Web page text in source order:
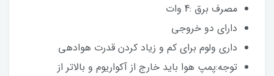
مصرف برق :4 وات
دارای دو خروجی
داری ولوم برای کم و زیاد کردن قدرت هوادهی
توجه:پمپ هوا باید خارج از آکواریوم و بالاتر از